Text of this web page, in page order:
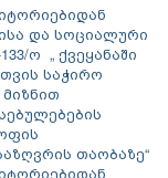
და სოციალური
ო „ ქვეყანაში
საჭირო
თაობაზე“